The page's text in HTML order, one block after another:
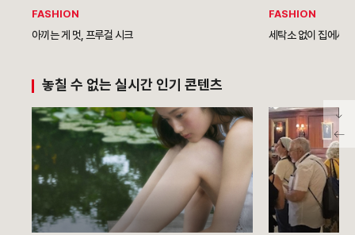
FASHION
아끼는 게 멋, 프루걸 시크
FASHION
세탁소 없이 집에서
놓칠 수 없는 실시간 인기 콘텐츠